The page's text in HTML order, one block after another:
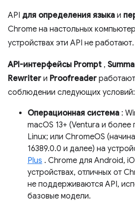
API для определения языка и
Chrome на настольных
устройствах эти API не работают.
API-интерфейсы Prompt ,
Rewriter и Proofreader
соблюдении следующих условий:
Операционная система :
macOS 13+ (Ventura и более
Linux; или ChromeOS
16389.0.0 и далее) на
Plus . Chrome для Android,
устройствах, отличных от
не поддерживаются API,
базовые модели.